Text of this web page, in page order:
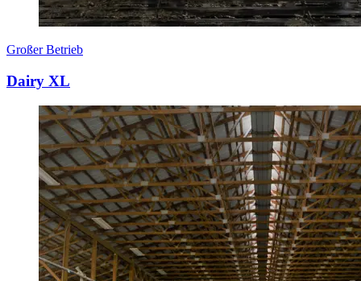
Großer Betrieb
Dairy XL